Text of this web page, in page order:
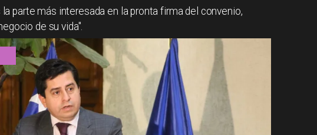
parte más interesada en la pronta firma del convenio,
de su vida".